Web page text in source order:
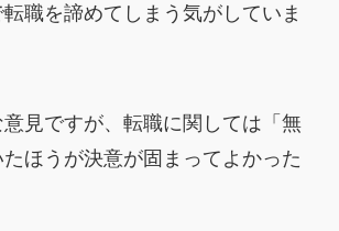
職を諦めてしまう気がしていま
見ですが、転職に関しては「無
ほうが決意が固まってよかった